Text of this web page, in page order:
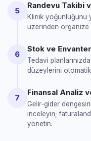
5
Randevu Takibi
Klinik yoğunluğunu
üzerinden organize
6
Stok ve
Tedavi
düzeylerini
7
Finansal Analiz
Gelir-gider
inceleyin;
yönetin.